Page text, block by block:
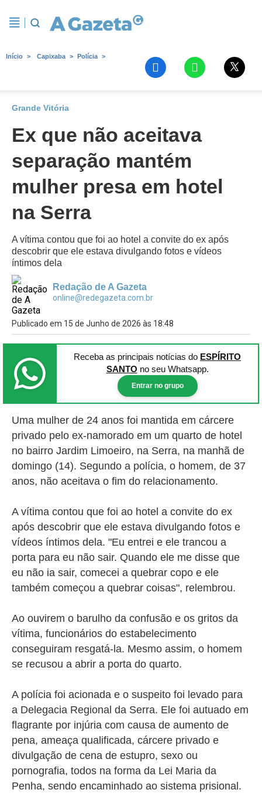
Início Capixaba Polícia
Grande Vitória
Ex que não aceitava
separação mantém
mulher presa em hotel
na Serra
A vítima contou que foi ao hotel a convite do ex após
descobrir que ele estava divulgando fotos e vídeos
íntimos dela
Redação de A Gazeta
online@redegazeta.com.br
Publicado em 15 de Junho de 2026 às 18:48
Receba as principais notícias do ESPÍRITO
SANTO no seu Whatsapp.
Entrar no grupo
Uma mulher de 24 anos foi mantida em cárcere
privado pelo ex-namorado em um quarto de hotel
no bairro Jardim Limoeiro, na Serra, na manhã de
domingo (14). Segundo a polícia, o homem, de 37
anos, não aceitava o fim do relacionamento.
A vítima contou que foi ao hotel a convite do ex
após descobrir que ele estava divulgando fotos e
vídeos íntimos dela. "Eu entrei e ele trancou a
porta para eu não sair. Quando ele me disse que
eu não ia sair, comecei a quebrar copo e ele
também começou a quebrar coisas", relembrou.
Ao ouvirem o barulho da confusão e os gritos da
vítima, funcionários do estabelecimento
conseguiram resgatá-la. Mesmo assim, o homem
se recusou a abrir a porta do quarto.
A polícia foi acionada e o suspeito foi levado para
a Delegacia Regional da Serra. Ele foi autuado em
flagrante por injúria com causa de aumento de
pena, ameaça qualificada, cárcere privado e
divulgação de cena de estupro, sexo ou
pornografia, todos na forma da Lei Maria da
Penha, sendo encaminhado ao sistema prisional.